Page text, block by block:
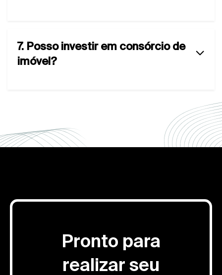
7. Posso investir em consórcio de
imóvel?
Pronto para
realizar seu